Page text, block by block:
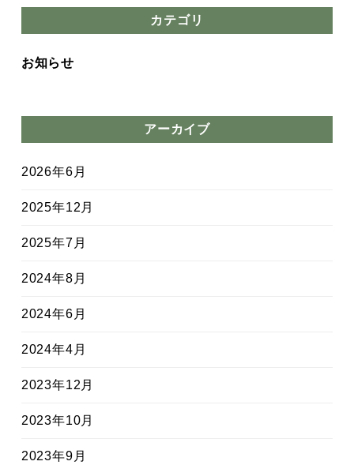
カテゴリ
お知らせ
アーカイブ
2026年6月
2025年12月
2025年7月
2024年8月
2024年6月
2024年4月
2023年12月
2023年10月
2023年9月